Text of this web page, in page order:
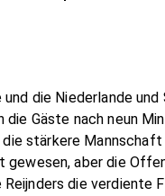
die Niederlande
Gäste nach neun
stärkere
aber die
Reijnders die